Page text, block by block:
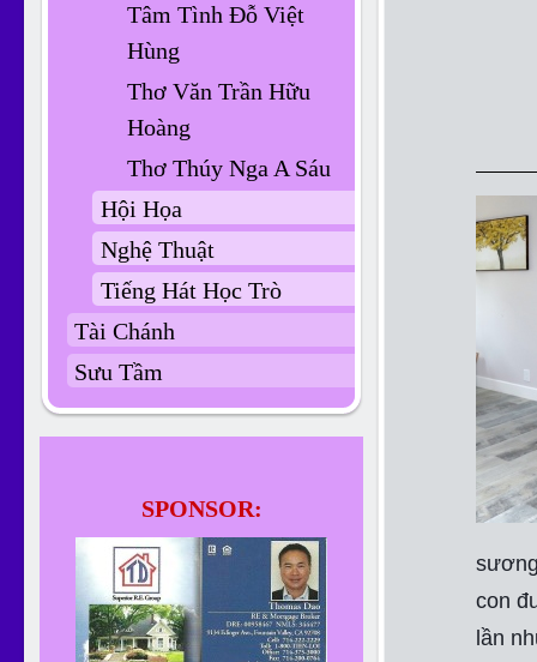
con
lần
Tâm Tình Đỗ Việt
Hùng
Thơ Văn Trần Hữu
Hoàng
Thơ Thúy Nga A Sáu
Hội Họa
Nghệ Thuật
Tiếng Hát Học Trò
Tài Chánh
Sưu Tầm
SPONSOR: